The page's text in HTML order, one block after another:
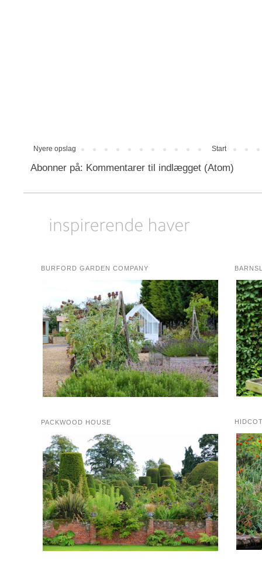
Nyere opslag Start
Abonner på: Kommentarer til indlægget (Atom)
BURFORD GARDEN COMPANY
PACKWOOD HOUSE